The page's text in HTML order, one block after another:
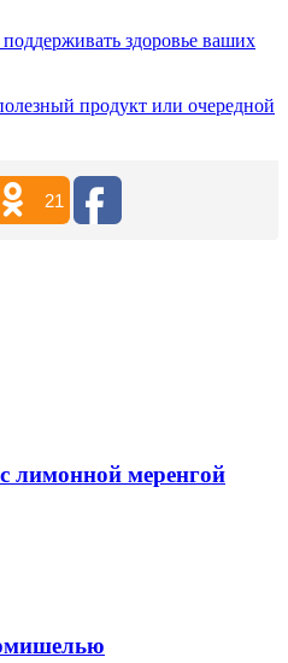
здоровье ваших
продукт или очередной
21
лимонной меренгой